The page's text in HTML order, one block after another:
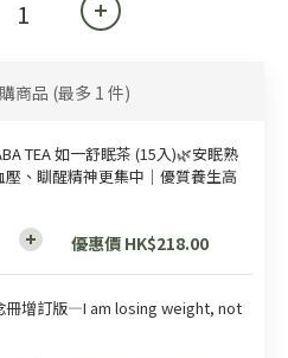
商品 (最多 1 件)
TEA 如一舒眠茶 (15入)🌿安眠熟
壓、瞓醒精神更集中｜優質養生高
優惠價 HK$218.00
冊增訂版—I am losing weight, not